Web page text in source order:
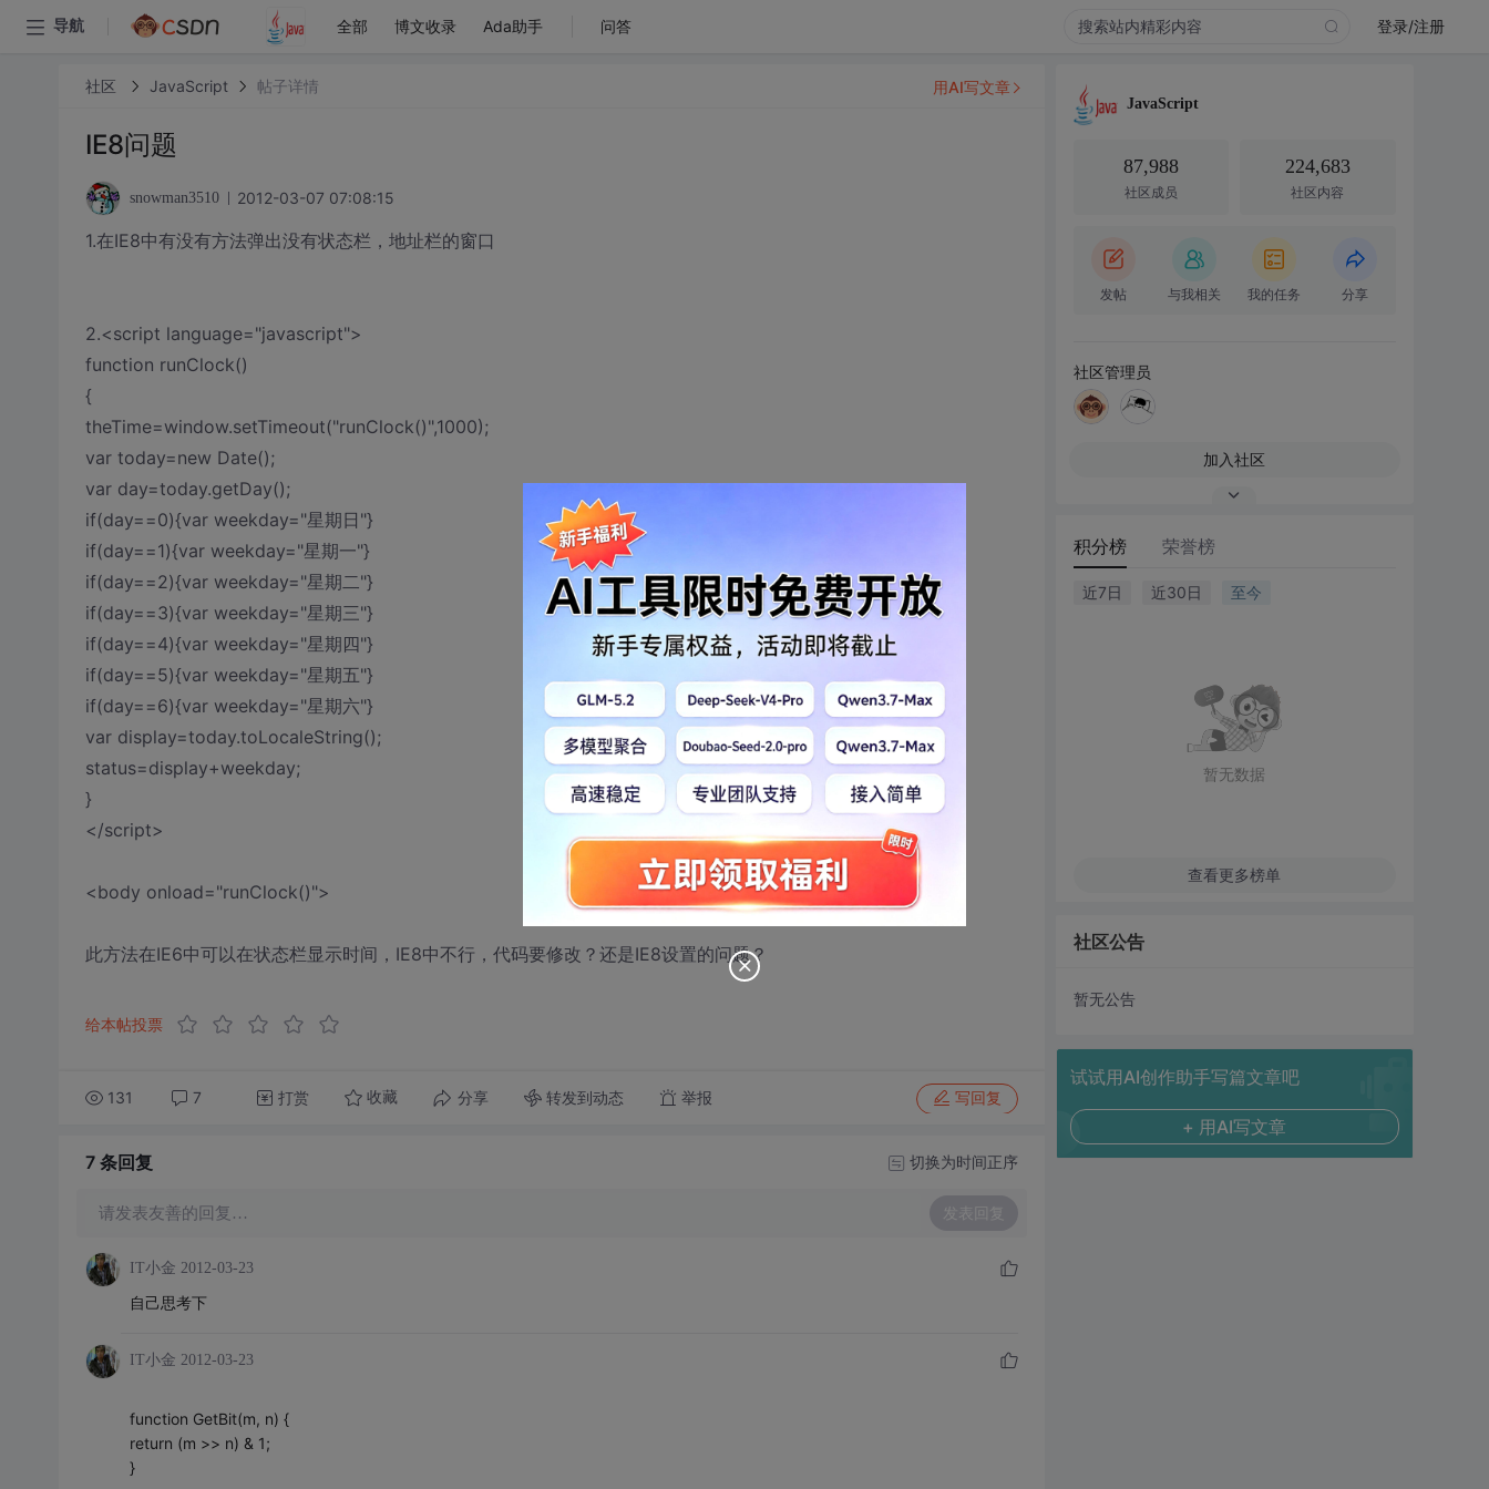
导航 全部 博文收录 Ada助手 问答 登录/注册
社区 JavaScript 帖子详情
IE8问题
snowman3510 2012-03-07 07:08:15
1.在IE8中有没有方法弹出没有状态栏，地址栏的窗口
2.<script language="javascript">
function runClock()
{
theTime=window.setTimeout("runClock()",1000);
var today=new Date();
var day=today.getDay();
if(day==0){var weekday="星期日"}
if(day==1){var weekday="星期一"}
if(day==2){var weekday="星期二"}
if(day==3){var weekday="星期三"}
if(day==4){var weekday="星期四"}
if(day==5){var weekday="星期五"}
if(day==6){var weekday="星期六"}
var display=today.toLocaleString();
status=display+weekday;
}
</script>
<body onload="runClock()">
此方法在IE6中可以在状态栏显示时间，IE8中不行，代码要修改？还是IE8设置的问题？
给本帖投票
131 7 打赏 收藏 分享 转发到动态 举报 写回复
用AI写文章
7 条回复 切换为时间正序
请发表友善的回复… 发表回复
IT小金 2012-03-23
自己思考下
IT小金 2012-03-23
function GetBit(m, n) {
return (m >> n) & 1;
}
JavaScript
87,988
社区成员
224,683
社区内容
发帖 与我相关 我的任务 分享
社区管理员
加入社区
积分榜 荣誉榜
近7日 近30日 至今
暂无数据
查看更多榜单
社区公告
暂无公告
试试用AI创作助手写篇文章吧
+ 用AI写文章